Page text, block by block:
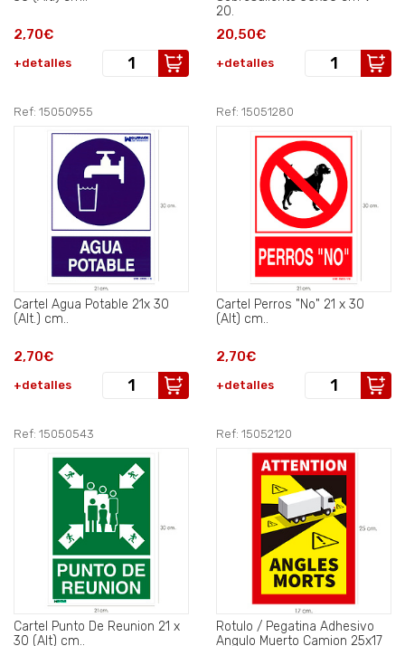
2,70€
+detalles
20.
20,50€
+detalles
Ref: 15050955
Cartel Agua Potable 21x 30
(Alt.) cm..
2,70€
+detalles
Ref: 15051280
Cartel Perros "No" 21 x 30
(Alt) cm..
2,70€
+detalles
Ref: 15050543
Cartel Punto De Reunion 21 x
30 (Alt) cm..
Ref: 15052120
Rotulo / Pegatina Adhesivo
Angulo Muerto Camion 25x17